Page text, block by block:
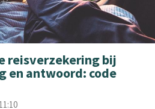
reisverzekering bij
en antwoord: code